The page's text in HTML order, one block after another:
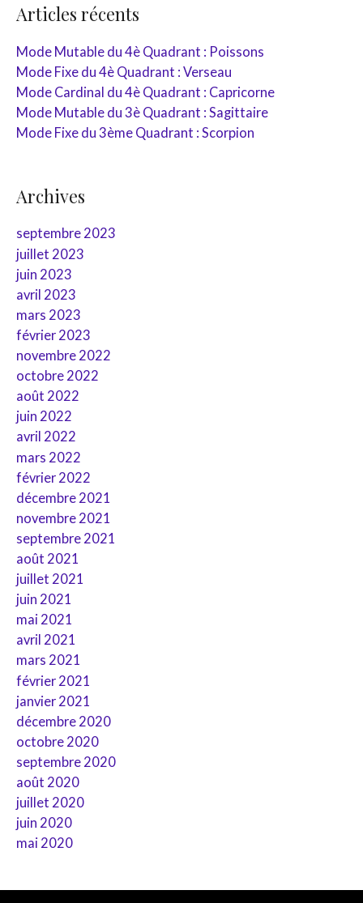
c
e
r
:
Articles récents
Mode Mutable du 4è Quadrant : Poissons
Mode Fixe du 4è Quadrant : Verseau
Mode Cardinal du 4è Quadrant : Capricorne
Mode Mutable du 3è Quadrant : Sagittaire
Mode Fixe du 3ème Quadrant : Scorpion
Archives
septembre 2023
juillet 2023
juin 2023
avril 2023
mars 2023
février 2023
novembre 2022
octobre 2022
août 2022
juin 2022
avril 2022
mars 2022
février 2022
décembre 2021
novembre 2021
septembre 2021
août 2021
juillet 2021
juin 2021
mai 2021
avril 2021
mars 2021
février 2021
janvier 2021
décembre 2020
octobre 2020
septembre 2020
août 2020
juillet 2020
juin 2020
mai 2020